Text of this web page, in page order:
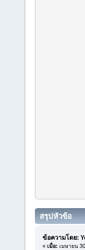
สรุปหัวข้อ
ข้อความโดย:
« เมื่อ: เมษายน